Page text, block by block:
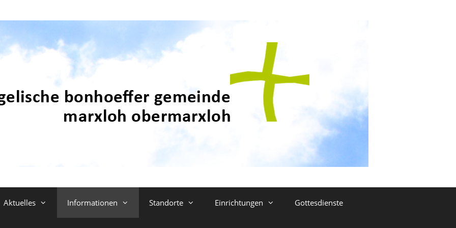
Aktuelles Informationen Standorte Einrichtungen Gottesdienste